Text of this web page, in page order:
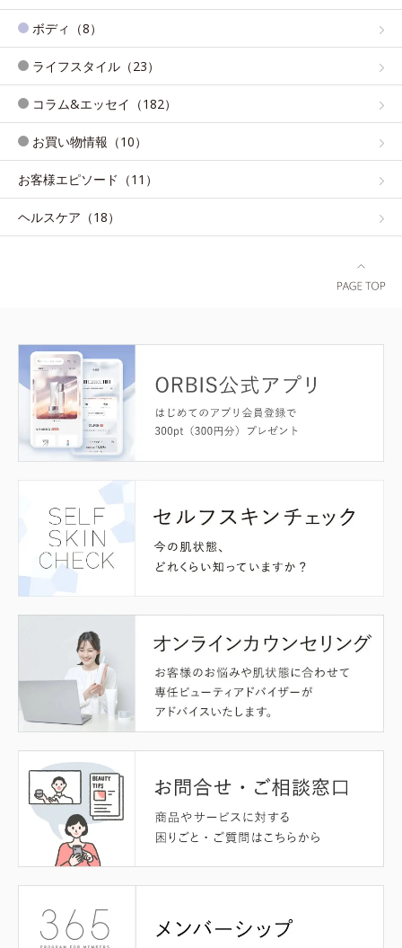
ボディ（8）
ライフスタイル（23）
コラム&エッセイ（182）
お買い物情報（10）
お客様エピソード（11）
ヘルスケア（18）